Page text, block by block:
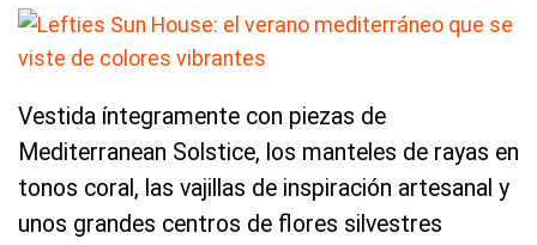
Vestida íntegramente con piezas de
Mediterranean Solstice, los manteles de rayas en
tonos coral, las vajillas de inspiración artesanal y
unos grandes centros de flores silvestres